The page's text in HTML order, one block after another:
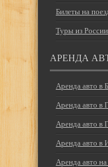
Билеты на
Туры из России
АРЕНДА
Аренда авто в
Аренда авто в
Аренда авто в
Аренда авто в
Аренда авто